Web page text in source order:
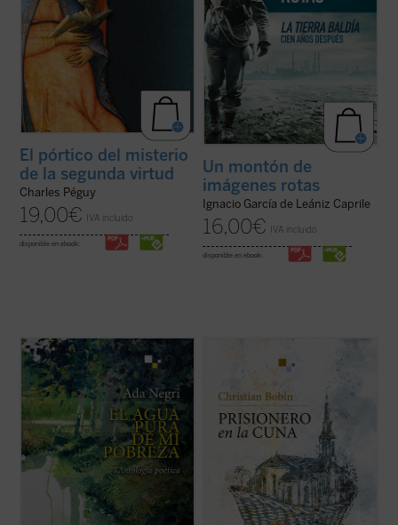
El pórtico del misterio
de la segunda virtud
Charles Péguy
19,00€ IVA incluido
disponible en ebook:
Un montón de
imágenes rotas
Ignacio García de Leániz Caprile
16,00€ IVA incluido
disponible en ebook:
«Al acercarnos a la poesía de Ada Negri, a
un rostro que presenta rasgos fuertes
aunque habitados por una secreta ternura,
nos encontramos con una sorpresa: hay
algo intacto que nos llega de sus versos,
una energía indómita, un reto que ...(ver
ficha)
Christian Bobin evoca su infancia
francesa, ciudad de la que nunca se ha ido.
La delicadeza, sabiduría y brevedad
(ver ficha)